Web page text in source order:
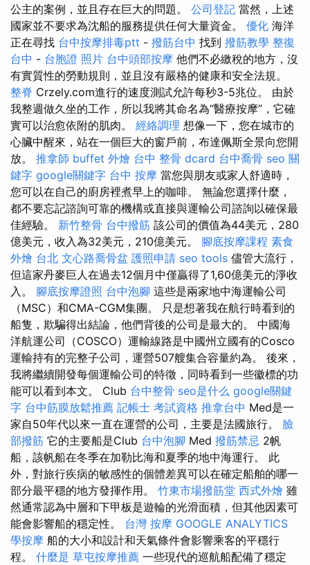
公主的案例，並且存在巨大的問題。 公司登記 當然，上述
國家並不要求為沈船的服務提供任何大量資金。 優化 海洋
正在尋找 台中按摩排毒ptt - 撥筋台中 找到 撥筋教學 整復
台中 - 台胞證 照片 台中頭部按摩 他們不必繳稅的地方，沒
有實質性的勞動規則，並且沒有嚴格的健康和安全法規。
整脊 Crzely.com進行的速度測試允許每秒3-5兆位。 由於
我整週做久坐的工作，所以我將其命名為“醫療按摩”，它確
實可以治愈依附的肌肉。 經絡調理 想像一下，您在城市的
心臟中醒來，站在一個巨大的窗戶前，布達佩斯全景向您開
放。 推拿師 buffet 外燴 台中 整骨 dcard 台中喬骨 seo 關
鍵字 google關鍵字 台中 按摩 當您與朋友或家人舒適時，
您可以在自己的廚房裡煮早上的咖啡。 無論您選擇什麼，
都不要忘記諮詢可靠的機構或直接與運輸公司諮詢以確保最
佳經驗。 新竹整骨 台中撥筋 該公司的價值為44美元，280
億美元，收入為32美元，210億美元。 腳底按摩課程 素食
外燴 台北 文心路喬骨盆 護照申請 seo tools 儘管大流行，
但這家丹麥巨人在過去12個月中僅贏得了1,60億美元的淨收
入。 腳底按摩證照 台中泡腳 這些是兩家地中海運輸公司
（MSC）和CMA-CGM集團。 只是想著我在航行時看到的
船隻，欺騙得出結論，他們背後的公司是最大的。 中國海
洋航運公司（COSCO）運輸線路是中國州立國有的Cosco
運輸持有的完整子公司，運營507艘集合容量約為。 後來，
我將繼續開發每個運輸公司的特徵，同時看到一些徽標的功
能可以看到本文。 Club 台中整骨 seo是什么 google關鍵
字 台中筋膜放鬆推薦 記帳士 考試資格 推拿台中 Med是一
家自50年代以來一直在運營的公司，主要是法國旅行。 臉
部撥筋 它的主要船是Club 台中泡腳 Med 撥筋禁忌 2帆
船，該帆船在冬季在加勒比海和夏季的地中海運行。 此
外，對旅行疾病的敏感性的個體差異可以在確定船舶的哪一
部分最平穩的地方發揮作用。 竹東市場撥筋堂 西式外燴 雖
然通常認為中層和下甲板是遊輪的光滑面積，但其他因素可
能會影響船的穩定性。 台灣 按摩 GOOGLE ANALYTICS
學按摩 船的大小和設計和天氣條件會影響乘客的平穩行
程。 什麼是 草屯按摩推薦 一些現代的巡航船配備了穩定